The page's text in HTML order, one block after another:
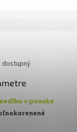
dostupný
v ponuke